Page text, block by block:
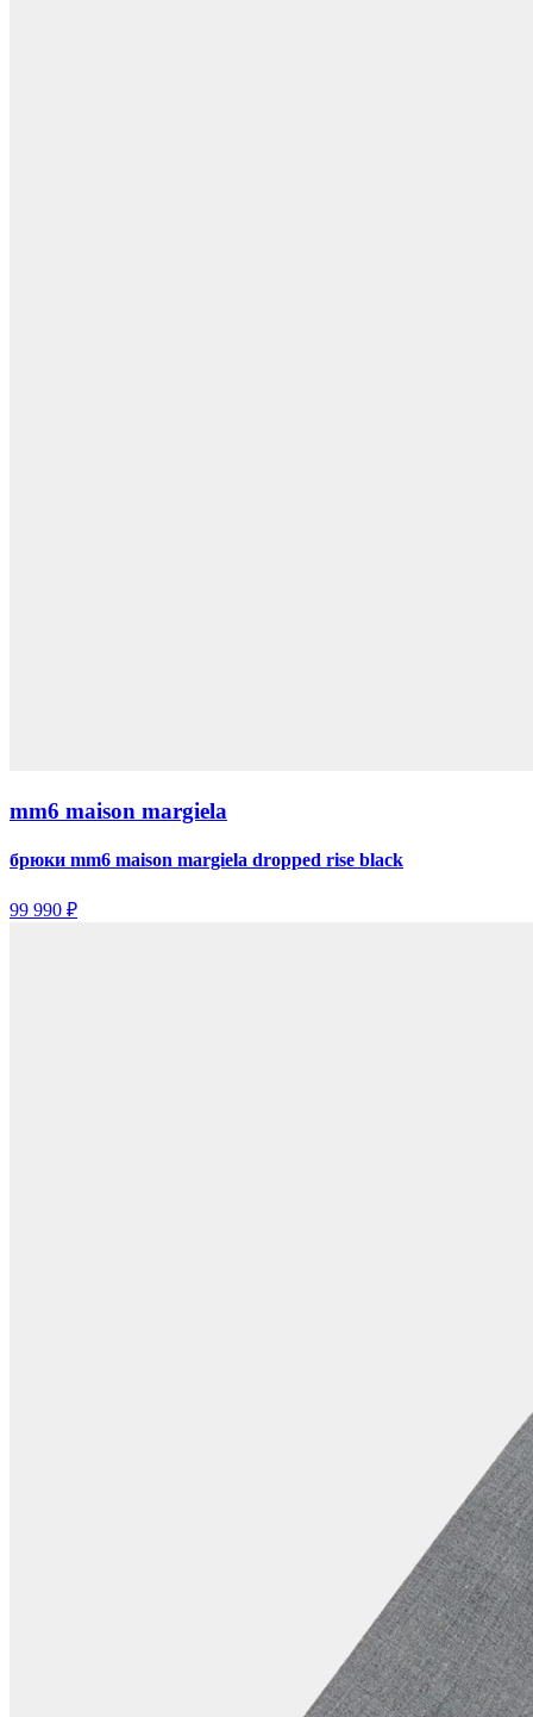
mm6 maison margiela
брюки mm6 maison margiela dropped rise black
99 990 ₽